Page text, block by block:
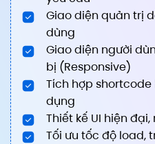
Giao diện quản trị
dùng
Giao diện người
bị (Responsive)
Tích hợp
dụng
Thiết kế UI hiện
Tối ưu tốc độ load,